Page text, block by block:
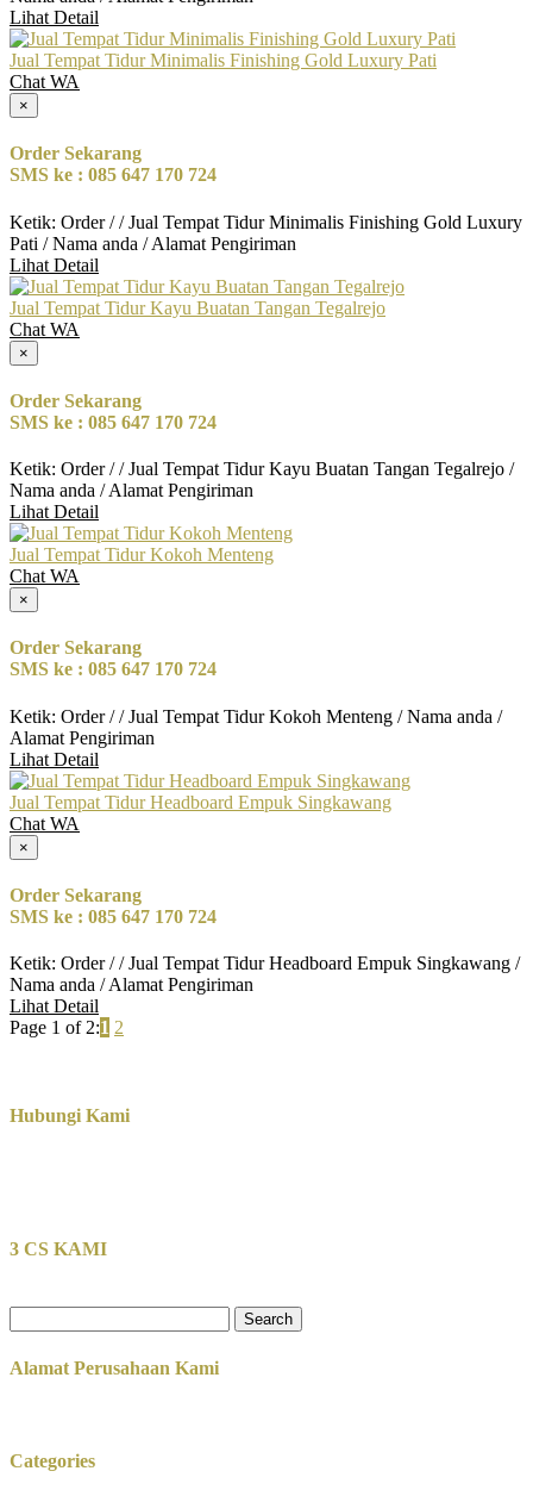
Lihat Detail
Jual Tempat Tidur Minimalis Finishing Gold Luxury Pati
Chat WA
×
Order Sekarang
SMS ke : 085 647 170 724
Ketik: Order / / Jual Tempat Tidur Minimalis Finishing Gold Luxury
Pati / Nama anda / Alamat Pengiriman
Lihat Detail
Jual Tempat Tidur Kayu Buatan Tangan Tegalrejo
Chat WA
×
Order Sekarang
SMS ke : 085 647 170 724
Ketik: Order / / Jual Tempat Tidur Kayu Buatan Tangan Tegalrejo /
Nama anda / Alamat Pengiriman
Lihat Detail
Jual Tempat Tidur Kokoh Menteng
Chat WA
×
Order Sekarang
SMS ke : 085 647 170 724
Ketik: Order / / Jual Tempat Tidur Kokoh Menteng / Nama anda /
Alamat Pengiriman
Lihat Detail
Jual Tempat Tidur Headboard Empuk Singkawang
Chat WA
×
Order Sekarang
SMS ke : 085 647 170 724
Ketik: Order / / Jual Tempat Tidur Headboard Empuk Singkawang /
Nama anda / Alamat Pengiriman
Lihat Detail
Page 1 of 2:1 2
Hubungi Kami
3 CS KAMI
for:
Alamat Perusahaan Kami
Categories